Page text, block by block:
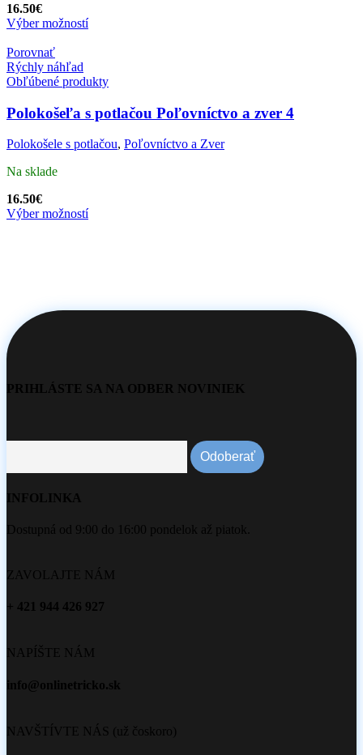
16.50€
Výber možností
Porovnať
Rýchly náhľad
Obľúbené produkty
Polokošeľa s potlačou Poľovníctvo a zver 4
Polokošele s potlačou, Poľovníctvo a Zver
Na sklade
16.50€
Výber možností
PRIHLÁSTE SA NA ODBER NOVINIEK
INFOLINKA
Dostupná od 9:00 do 16:00 pondelok až piatok.
ZAVOLAJTE NÁM
+ 421 944 426 927
NAPÍŠTE NÁM
info@onlinetricko.sk
NAVŠTÍVTE NÁS (už čoskoro)